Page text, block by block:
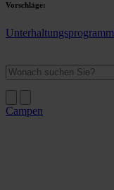
Vorschläge:
Unterhaltungsprogramm
Campen